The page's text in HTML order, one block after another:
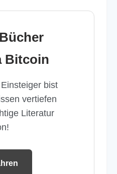
Bitcoin
bist
vertiefen
Literatur